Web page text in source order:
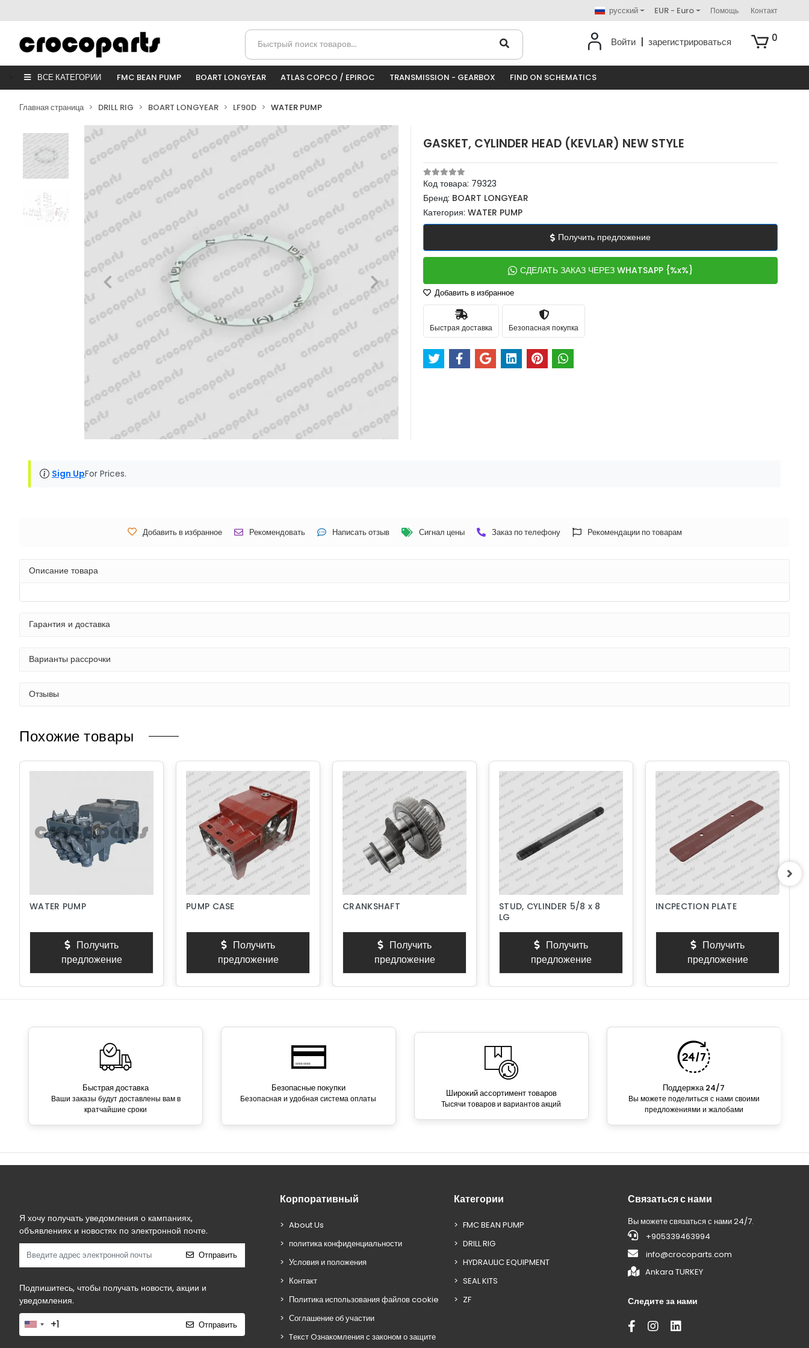
русский EUR - Euro Помощь Контакт
Войти зарегистрироваться 0
ВСЕ КАТЕГОРИИ FMC BEAN PUMP BOART LONGYEAR ATLAS COPCO / EPIROC TRANSMISSION - GEARBOX FIND ON SCHEMATICS
Главная страница DRILL RIG BOART LONGYEAR LF90D WATER PUMP
GASKET, CYLINDER HEAD (KEVLAR) NEW STYLE
Код товара: 79323
Бренд: BOART LONGYEAR
Категория: WATER PUMP
Получить предложение
СДЕЛАТЬ ЗАКАЗ ЧЕРЕЗ WHATSAPP {%x%}
Добавить в избранное
Быстрая доставка Безопасная покупка
Sign UpFor Prices.
Добавить в избранное Рекомендовать Написать отзыв Сигнал цены Заказ по телефону Рекомендации по товарам
Описание товара
Гарантия и доставка
Варианты рассрочки
Отзывы
Похожие товары
WATER PUMP
Получить
предложение
PUMP CASE
Получить
предложение
CRANKSHAFT
Получить
предложение
STUD, CYLINDER 5/8 x 8
LG
Получить
предложение
INCPECTION PLATE
Получить
предложение
Быстрая доставка
Ваши заказы будут доставлены вам в
кратчайшие сроки
Безопасные покупки
Безопасная и удобная система оплаты Широкий ассортимент товаров
Тысячи товаров и вариантов акций
Поддержка 24/7
Вы можете поделиться с нами своими
предложениями и жалобами
Я хочу получать уведомления о кампаниях,
объявлениях и новостях по электронной почте.
Отправить
Подпишитесь, чтобы получать новости, акции и
уведомления.
Отправить
Корпоративный
About Us
политика конфиденциальности
Условия и положения
Контакт
Политика использования файлов cookie
Соглашение об участии
Tекст Oзнакомления с законом о защите
Категории
FMC BEAN PUMP
DRILL RIG
HYDRAULIC EQUIPMENT
SEAL KITS
ZF
Связаться с нами
Вы можете связаться с нами 24/7.
+905339463994
info@crocoparts.com
Ankara TURKEY
Следите за нами